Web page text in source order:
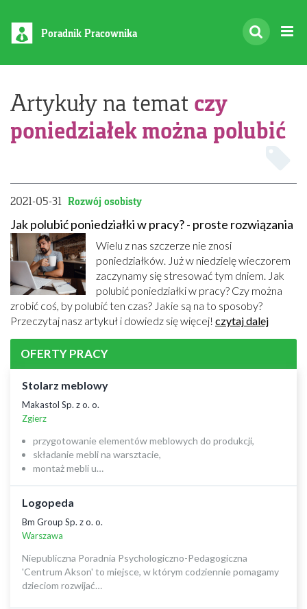
Poradnik Pracownika
Artykuły na temat czy
poniedziałek można polubić
2021-05-31 Rozwój osobisty
Jak polubić poniedziałki w pracy? - proste rozwiązania
Wielu z nas szczerze nie znosi
poniedziałków. Już w niedzielę wieczorem
zaczynamy się stresować tym dniem. Jak
polubić poniedziałki w pracy? Czy można
zrobić coś, by polubić ten czas? Jakie są na to sposoby?
Przeczytaj nasz artykuł i dowiedz się więcej! czytaj dalej
OFERTY PRACY
Stolarz meblowy
Makastol Sp. z o. o.
Zgierz
przygotowanie elementów meblowych do produkcji,
składanie mebli na warsztacie,
montaż mebli u…
Logopeda
Bm Group Sp. z o. o.
Warszawa
Niepubliczna Poradnia Psychologiczno-Pedagogiczna
'Centrum Akson' to miejsce, w którym codziennie pomagamy
dzieciom rozwijać…